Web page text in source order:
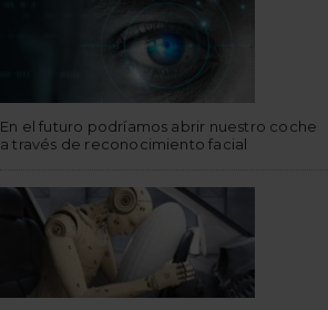
En el futuro podríamos abrir nuestro coche
a través de reconocimiento facial